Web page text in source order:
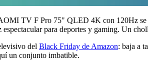
TV F Pro 75" QLED 4K con 120Hz
para deportes y gaming. Un
del Black Friday de Amazon: baja a
un conjunto imbatible.